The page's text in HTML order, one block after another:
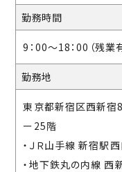
勤務時間
9：00～18：00（残業有
勤務地
東京都新宿区西新宿
ー25階
・ＪＲ山手線 新宿駅
・地下鉄丸の内線